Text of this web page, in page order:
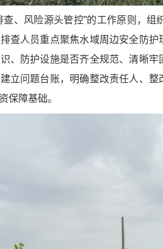
查、风险源头管控”的工作原则，
查人员重点聚焦水域周边安全防
、防护设施是否齐全规范、清晰
立问题台账，明确整改责任人、
保障基础。